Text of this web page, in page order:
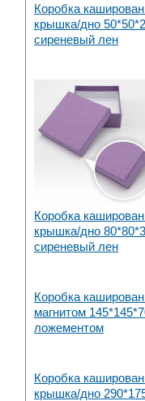
Коробка
крышка/дно
сиреневый лен
Коробка
крышка/дно
сиреневый лен
Коробка
магнитом
ложементом
Коробка
крышка/дно